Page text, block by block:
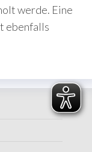
werde. Eine
ebenfalls